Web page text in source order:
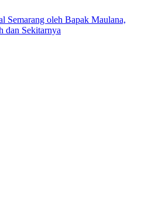
Semarang oleh Bapak Maulana,
dan Sekitarnya